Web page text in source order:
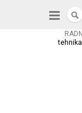
tehnika